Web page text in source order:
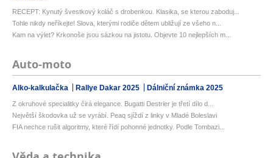
RECEPT: Kynutý švestkový koláč s drobenkou. Klasika, se kterou zaboduj...
Tohle nikdy neříkejte! Slova, kterými rodiče dětem ubližují ze všeho n...
Kam na výlet? Krkonoše jsou sázkou na jistotu. Objevte 10 nejlepších m...
Auto-moto
Alko-kalkulačka Rallye Dakar 2025 Dálniční známka 2025
Z okruhové specialitky čirá elegance. Bugatti Destrier je třetí dílo d...
Největší škodovka už se vyrábí. Peaq sjíždí z linky v Mladé Boleslavi
FIA nechce rušit algoritmy, které řídí pohonné jednotky. Podle Tombazi...